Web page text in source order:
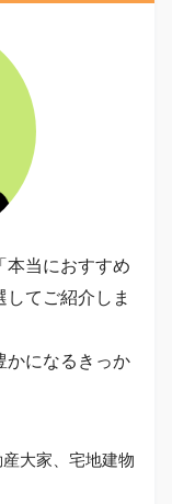
本当におすすめ
てご紹介しま
かになるきっか
大家、宅地建物